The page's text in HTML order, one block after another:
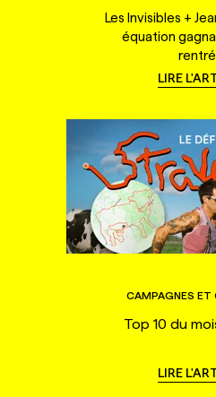
Les Invisibles +
équation
LIRE
CAMPAGNES ET
Top 10 du
LIRE